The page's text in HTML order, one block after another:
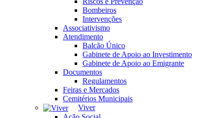
Bombeiros
Intervenções
Associativismo
Atendimento
Balcão Único
Gabinete de Apoio ao Investimento
Gabinete de Apoio ao Emigrante
Documentos
Regulamentos
Feiras e Mercados
Cemitérios Municipais
Viver